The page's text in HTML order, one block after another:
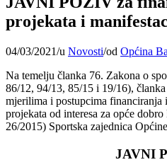
projekata i
04/03/2021/u Novosti/od Općina
Na temelju članka 76. Zakona o
86/12, 94/13, 85/15 i 19/16),
mjerilima i postupcima financiranja
projekata od interesa za opće
26/2015) Sportska zajednica
JAVNI